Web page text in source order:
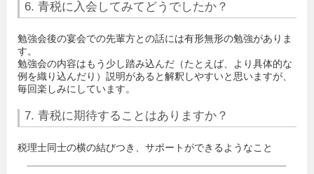
6. 青税に入会してみてどうでしたか？
勉強会後の宴会での先輩方との話には有形無形の勉強がありま
す。
勉強会の内容はもう少し踏み込んだ（たとえば、より具体的な
例を織り込んだり）説明があると解釈しやすいと思いますが、
毎回楽しみにしています。
7. 青税に期待することはありますか？
税理士同士の横の結びつき、サポートができるようなこと